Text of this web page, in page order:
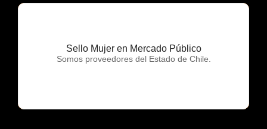
Sello Mujer en Mercado Público
Somos proveedores del Estado de Chile.
OTP Servicios